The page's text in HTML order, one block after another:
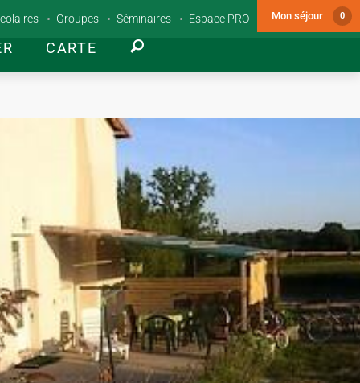
CARTE
Groupes Séminaires Espace PRO Mon séjour 0